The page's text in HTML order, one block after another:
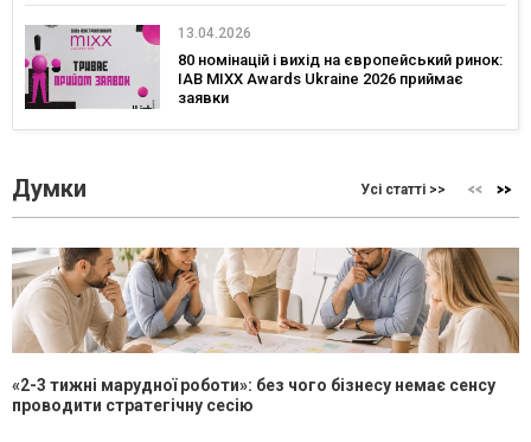
13.04.2026
80 номінацій і вихід на європейський ринок:
IAB MIXX Awards Ukraine 2026 приймає
заявки
Думки Усі статті >>
«2-3 тижні марудної роботи»: без чого бізнесу немає сенсу
проводити стратегічну сесію